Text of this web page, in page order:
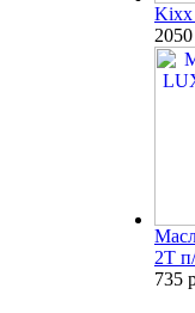
Kixx
2Т
735